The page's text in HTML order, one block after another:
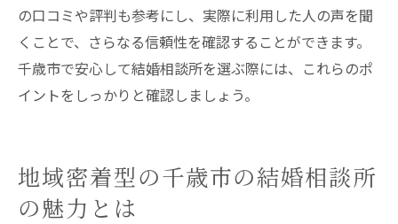
の口コミや評判も参考にし、実際に利用した人の声を聞
くことで、さらなる信頼性を確認することができます。
千歳市で安心して結婚相談所を選ぶ際には、これらのポ
イントをしっかりと確認しましょう。
地域密着型の千歳市の結婚相談所
の魅力とは